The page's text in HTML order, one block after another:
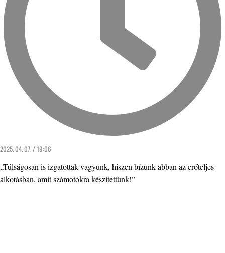
2025. 04. 07. / 19:06
„Túlságosan is izgatottak vagyunk, hiszen bízunk abban az erőteljes
alkotásban, amit számotokra készítettünk!”